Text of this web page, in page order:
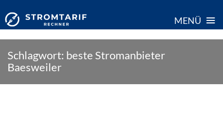
MENÜ ≡
content
Schlagwort: beste Stromanbieter
Baesweiler